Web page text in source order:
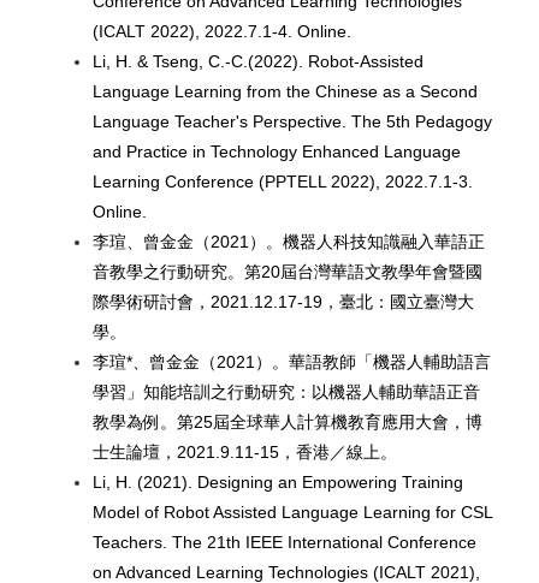
(ICALT 2022), 2022.7.1-4. Online.
Li, H. & Tseng, C.-C.(2022). Robot-Assisted
Language Learning from the Chinese as a Second
Language Teacher's Perspective. The 5th Pedagogy
and Practice in Technology Enhanced Language
Learning Conference (PPTELL 2022), 2022.7.1-3.
Online.
李瑄、曾金金（2021）。機器人科技知識融入華語正
音教學之行動研究。第20屆台灣華語文教學年會暨國
際學術研討會，2021.12.17-19，臺北：國立臺灣大
學。
李瑄*、曾金金（2021）。華語教師「機器人輔助語言
學習」知能培訓之行動研究：以機器人輔助華語正音
教學為例。第25屆全球華⼈計算機教育應⽤⼤會，博
士生論壇，2021.9.11-15，香港／線上。
Li, H. (2021). Designing an Empowering Training
Model of Robot Assisted Language Learning for CSL
Teachers. The 21th IEEE International Conference
on Advanced Learning Technologies (ICALT 2021),